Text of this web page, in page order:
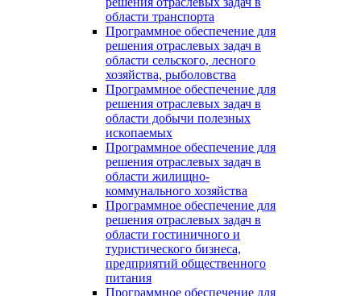
области транспорта
Программное обеспечение для
решения отраслевых задач в
области сельского, лесного
хозяйства, рыболовства
Программное обеспечение для
решения отраслевых задач в
области добычи полезных
ископаемых
Программное обеспечение для
решения отраслевых задач в
области жилищно-
коммунального хозяйства
Программное обеспечение для
решения отраслевых задач в
области гостиничного и
туристического бизнеса,
предприятий общественного
питания
Программное обеспечение для